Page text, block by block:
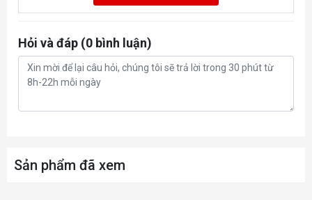
Hỏi và đáp (0 bình luận)
Sản phẩm đã xem